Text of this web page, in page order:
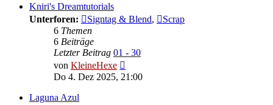
Kniri's Dreamtutorials
Unterforen:
Signtag & Blend,
Scrap
6 Themen
6 Beiträge
Letzter Beitrag 01 - 30
von KleineHexe
Beitrag
Do 4. Dez 2025, 21:00
Laguna Azul